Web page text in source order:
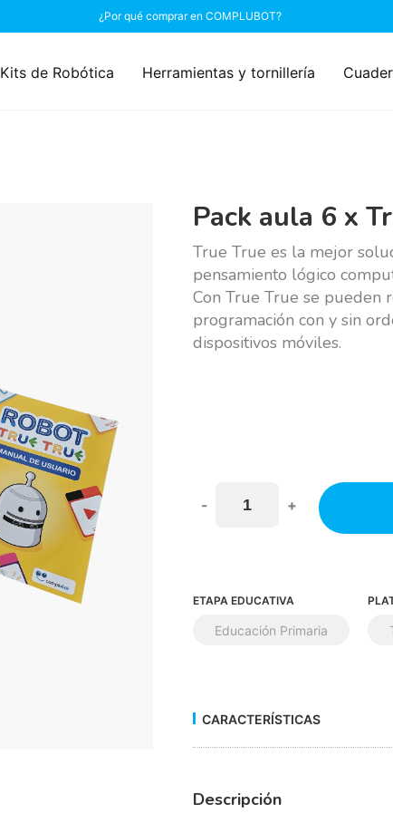
¿Por qué comprar en COMPLUBOT?
Kits de Robótica Herramientas y tornillería
Pack aula 6 x
True True es la mejor
pensamiento lógico
Con True True se pueden
programación con y sin
dispositivos móviles.
- +
ETAPA EDUCATIVA
Educación Primaria
CARACTERÍSTICAS
Descripción